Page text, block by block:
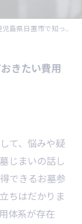
知っておきたい費用と供養方法のポイント
きたい費用
て、悩みや疑
じまいの話し
できるお墓参
ちはだかりま
体系が存在